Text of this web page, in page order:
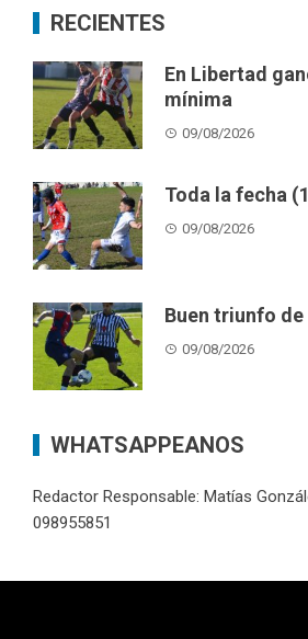
RECIENTES
En Libertad
mínima
09/08/2026
Toda la fecha
09/08/2026
Buen triunfo
09/08/2026
WHATSAPPEANOS
Redactor Responsable: Matías
098955851